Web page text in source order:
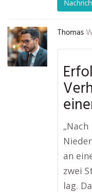
Thomas
an
zwei
lag.